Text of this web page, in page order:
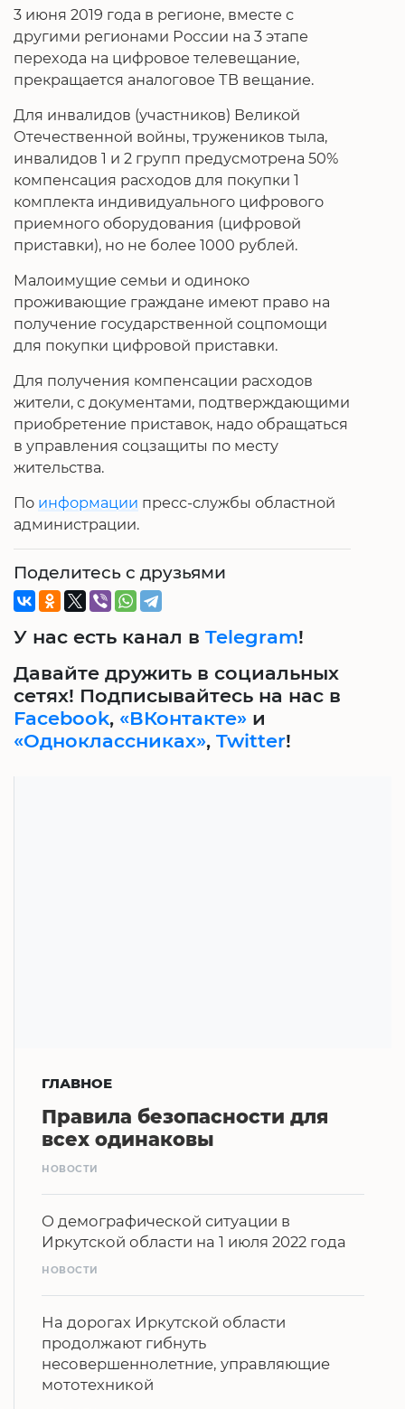
3 июня 2019 года в регионе, вместе с
другими регионами России на 3 этапе
перехода на цифровое телевещание,
прекращается аналоговое ТВ вещание.
Для инвалидов (участников) Великой
Отечественной войны, тружеников тыла,
инвалидов 1 и 2 групп предусмотрена 50%
компенсация расходов для покупки 1
комплекта индивидуального цифрового
приемного оборудования (цифровой
приставки), но не более 1000 рублей.
Малоимущие семьи и одиноко
проживающие граждане имеют право на
получение государственной соцпомощи
для покупки цифровой приставки.
Для получения компенсации расходов
жители, с документами, подтверждающими
приобретение приставок, надо обращаться
в управления соцзащиты по месту
жительства.
По информации пресс-службы областной
администрации.
Поделитесь с друзьями
У нас есть канал в Telegram!
Давайте дружить в социальных
сетях! Подписывайтесь на нас в
Facebook, «ВКонтакте» и
«Одноклассниках», Twitter!
ГЛАВНОЕ
Правила безопасности для
всех одинаковы
НОВОСТИ
О демографической ситуации в
Иркутской области на 1 июля 2022 года
НОВОСТИ
На дорогах Иркутской области
продолжают гибнуть
несовершеннолетние, управляющие
мототехникой